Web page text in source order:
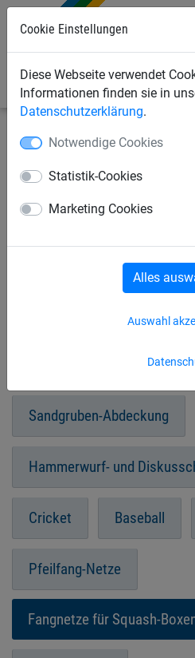
Cookie Einstellungen
Diese Webseite verwendet
Informationen finden sie in
Datenschutzerklärung.
Notwendige Cookies
Statistik-Cookies
Marketing Cookies
Auswahl
Alles
Sportnetze Diverse Sportarten
Basketball Eishockey
Eishockey-Zuschauer-
Wasserball
Indiaca und Ringtennis
Sandgruben-Abdeckung
Hammerwurf- und
Cricket Baseball
Pfeilfang-Netze
Fangnetze für Squash-